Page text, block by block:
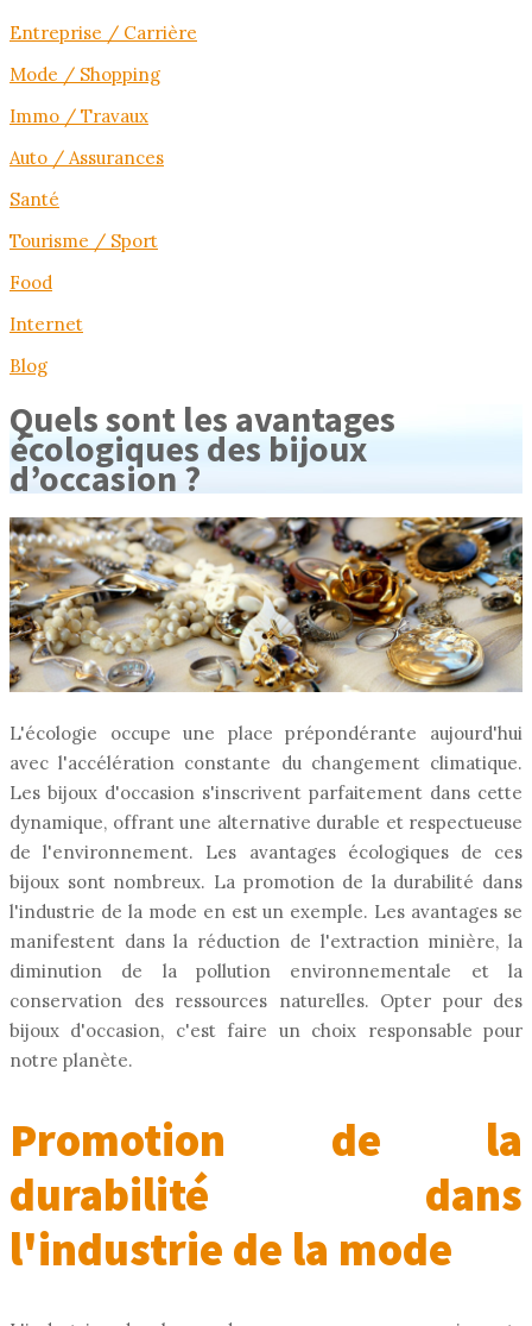
Entreprise / Carrière
Mode / Shopping
Immo / Travaux
Auto / Assurances
Santé
Tourisme / Sport
Food
Internet
Blog
Quels sont les avantages
écologiques des bijoux
d’occasion ?
L'écologie occupe une place prépondérante aujourd'hui
avec l'accélération constante du changement climatique.
Les bijoux d'occasion s'inscrivent parfaitement dans cette
dynamique, offrant une alternative durable et respectueuse
de l'environnement. Les avantages écologiques de ces
bijoux sont nombreux. La promotion de la durabilité dans
l'industrie de la mode en est un exemple. Les avantages se
manifestent dans la réduction de l'extraction minière, la
diminution de la pollution environnementale et la
conservation des ressources naturelles. Opter pour des
bijoux d'occasion, c'est faire un choix responsable pour
notre planète.
Promotion de la
durabilité dans
l'industrie de la mode